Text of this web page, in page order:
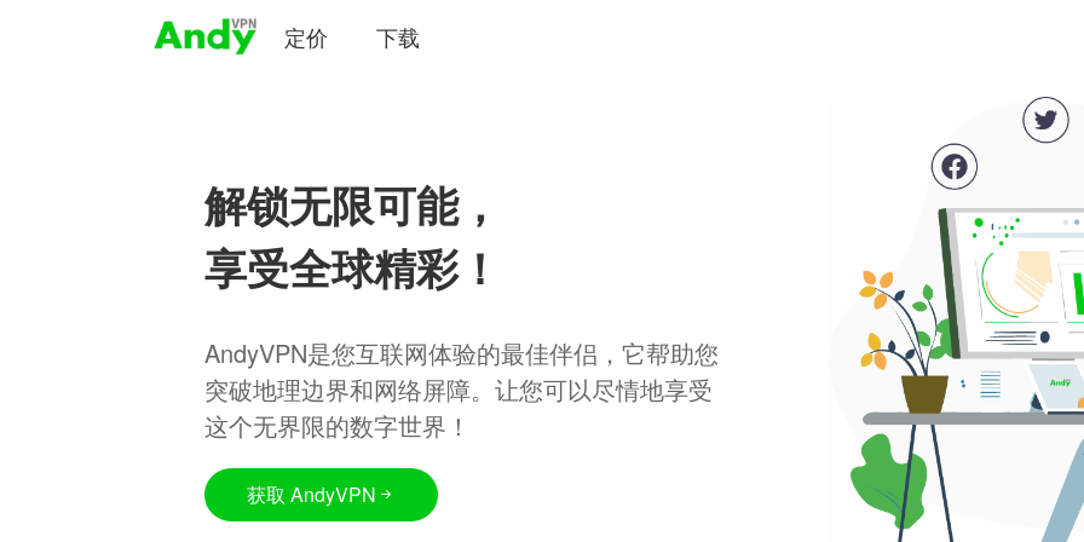
定价 下载
解锁无限可能，
享受全球精彩！
AndyVPN是您互联网体验的最佳伴侣，它帮助您
突破地理边界和网络屏障。让您可以尽情地享受
这个无界限的数字世界！
获取 AndyVPN